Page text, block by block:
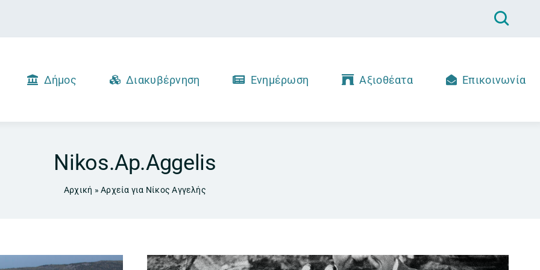
Δήμος Διακυβέρνηση Ενημέρωση Αξιοθέατα Επικοινωνία
Nikos.ap.aggelis
Αρχική »Αρχεία για Νίκος Αγγελής